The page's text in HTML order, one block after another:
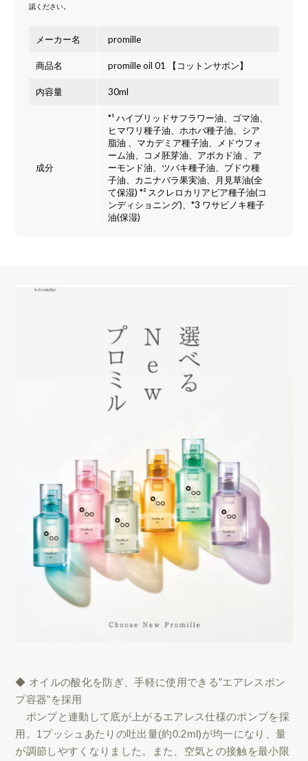
認ください。
メーカー名 promille
商品名 promille oil 01 【コットンサボン】
内容量 30ml
成分
*¹ ハイブリッドサフラワー油、ゴマ油、
ヒマワリ種子油、ホホバ種子油、シア
脂油 、マカデミア種子油、メドウフォ
ーム油、コメ胚芽油、アボカド油 、ア
ーモンド油、ツバキ種子油、ブドウ種
子油、カニナバラ果実油、月見草油(全
て保湿) *² スクレロカリアビア種子油(コ
ンディショニング)、*3 ワサビノキ種子
油(保湿)
◆ オイルの酸化を防ぎ、手軽に使用できる”エアレスポン
プ容器”を採用
ポンプと連動して底が上がるエアレス仕様のポンプを採
用。1プッシュあたりの吐出量(約0.2ml)が均一になり、量
が調節しやすくなりました。また、空気との接触を最小限